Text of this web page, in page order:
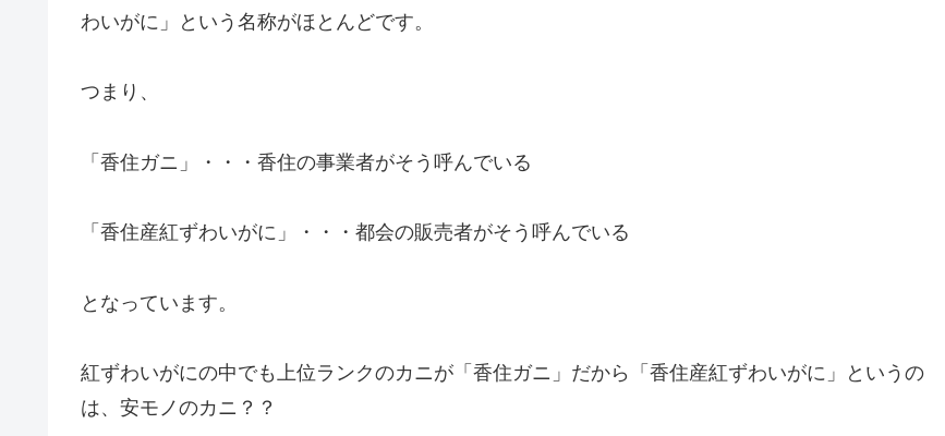
わいがに」という名称がほとんどです。
つまり、
「香住ガニ」・・・香住の事業者がそう呼んでいる
「香住産紅ずわいがに」・・・都会の販売者がそう呼んでいる
となっています。
紅ずわいがにの中でも上位ランクのカニが「香住ガニ」だから「香住産紅ずわいがに」というの
は、安モノのカニ？？